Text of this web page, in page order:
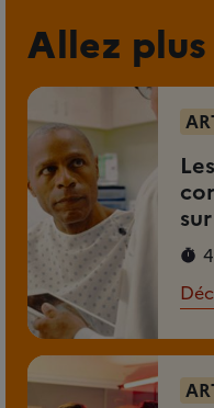
Allez